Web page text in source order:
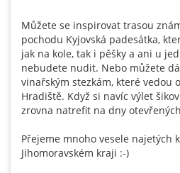
Můžete se inspirovat trasou
pochodu Kyjovská padesátka,
jak na kole, tak i pěšky a ani u
nebudete nudit. Nebo můžete
vinařským stezkám, které vedou
Hradiště. Když si navíc výlet
zrovna natrefit na dny
Přejeme mnoho vesele najetých
Jihomoravském kraji :-)